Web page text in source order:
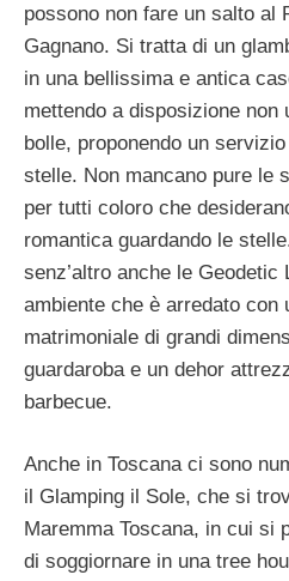
possono non fare un salto al
Gagnano. Si tratta di un
in una bellissima e antica
mettendo a disposizione non
bolle, proponendo un
stelle. Non mancano pure le
per tutti coloro che
romantica guardando le
senz’altro anche le Geodetic
ambiente che è arredato con
matrimoniale di grandi
guardaroba e un dehor
barbecue.
Anche in Toscana ci sono
il Glamping il Sole, che si
Maremma Toscana, in cui si
di soggiornare in una tree